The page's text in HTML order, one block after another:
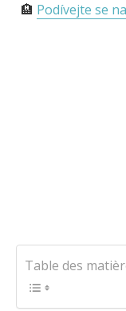
🏨 Podívejte se
Table des